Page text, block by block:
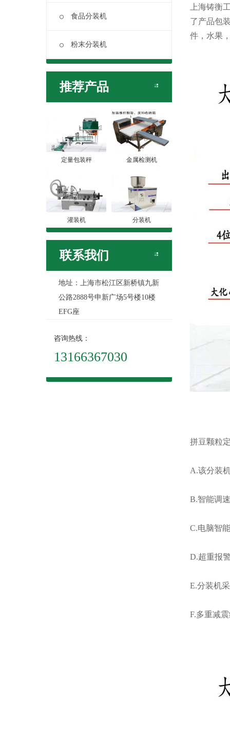
食品分装机
粉末分装机
推荐产品
定量包装秤 金属检测机
灌装机 分装机
联系我们
地址：上海市松江区新桥镇九新
公路2888号申新广场5号楼10楼
EFG座
咨询热线：
13166367030
上海铸衡
了产品包
件，水果
拼豆颗粒
A.该分装
B.智能调
C.电脑智
D.超重报
E.分装机
F.多重减